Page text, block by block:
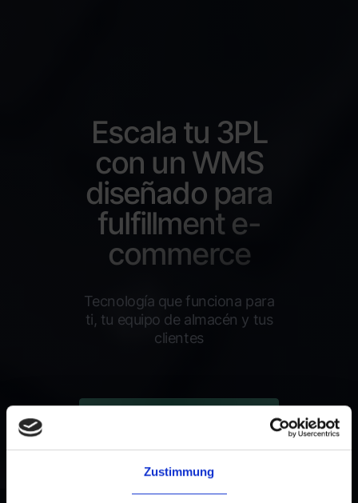
Zustimmung
Escala tu 3PL
con un WMS
diseñado para
fulfillment e-
commerce
Tecnología que funciona para
ti, tu equipo de almacén y tus
clientes
byrd